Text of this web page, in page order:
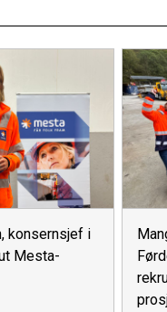
konsernsjef i
Mesta-